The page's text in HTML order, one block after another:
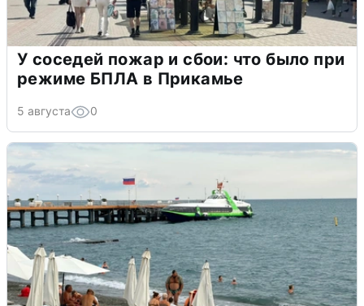
У соседей пожар и сбои: что было при
режиме БПЛА в Прикамье
5 августа 0